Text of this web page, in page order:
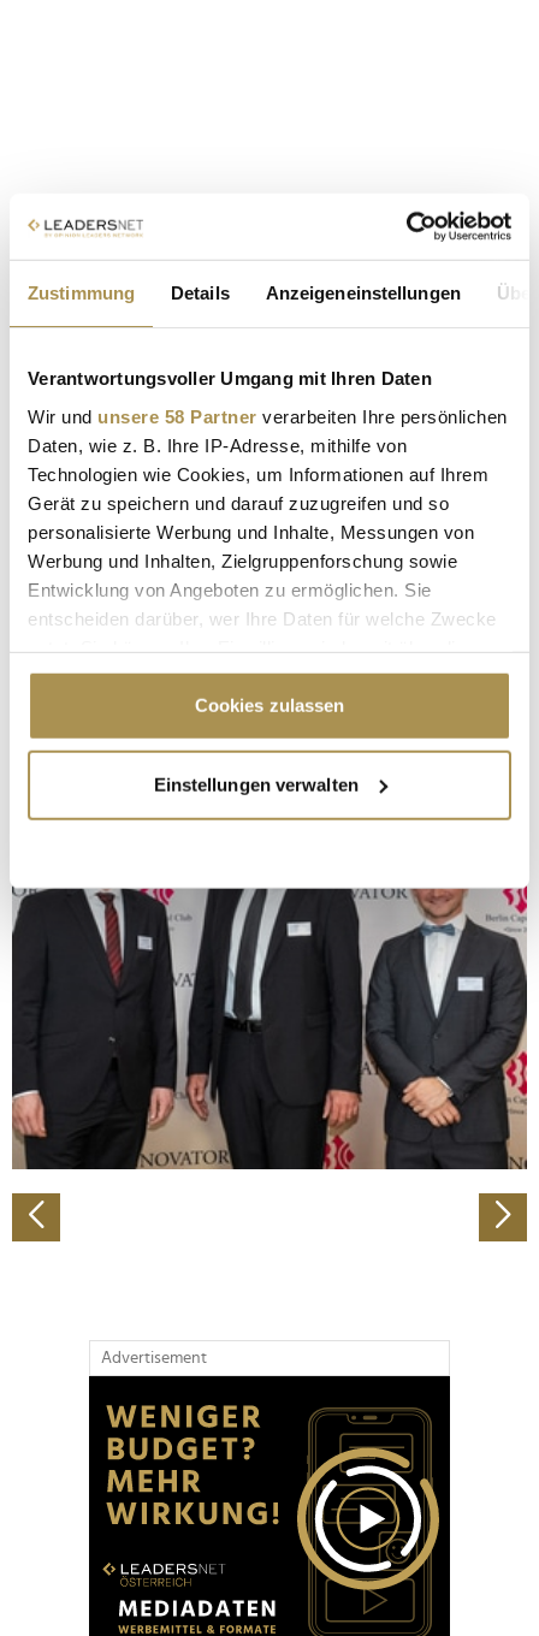
Zustimmung Details Anzeigeneinstellungen
Verantwortungsvoller Umgang mit Ihren Daten
Wir und unsere 58 Partner verarbeiten Ihre persönlichen
Daten, wie z. B. Ihre IP-Adresse, mithilfe von
Technologien wie Cookies, um Informationen auf Ihrem
Gerät zu speichern und darauf zuzugreifen und so
personalisierte Werbung und Inhalte, Messungen von
Werbung und Inhalten, Zielgruppenforschung sowie
Entwicklung von Angeboten zu ermöglichen. Sie
entscheiden darüber, wer Ihre Daten für welche Zwecke
Cookie-Erklärung oder durch Klicken auf das Privacy
Trigger Symbol ändern oder widerrufen
Informationen über Ihre geografische Lage
erfassen, welche bis auf einige Meter genau sein
bestimmten Merkmalen (Fingerprinting) identifizieren
Erfahren Sie mehr darüber, wie Ihre persönlichen Daten
verarbeitet werden, und legen Sie Ihre Präferenzen im
Abschnitt Einzelheiten fest.
Wir verwenden Cookies, um Inhalte und Anzeigen zu
personalisieren, Funktionen für soziale Medien anbieten
zu können und die Zugriffe auf unsere Website zu
analysieren. Außerdem geben wir Informationen zu Ihrer
Verwendung unserer Website an unsere Partner für
soziale Medien, Werbung und Analysen weiter. Unsere
Partner führen diese Informationen möglicherweise mit
Cookies zulassen
Einstellungen verwalten
Advertisement